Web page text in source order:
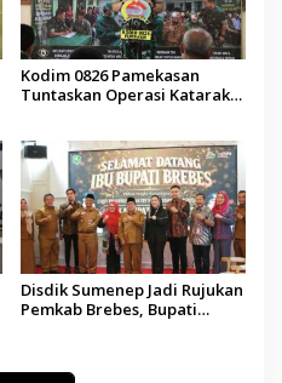
Kodim 0826 Pamekasan
Tuntaskan Operasi Katarak
Disdik Sumenep Jadi Rujukan
Pemkab Brebes, Bupati